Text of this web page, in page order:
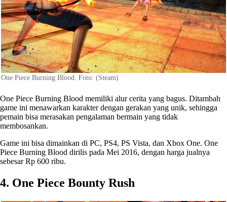
One Piece Burning Blood. Foto: (Steam)
One Piece Burning Blood memiliki alur cerita yang bagus. Ditambah
game ini menawarkan karakter dengan gerakan yang unik, sehingga
pemain bisa merasakan pengalaman bermain yang tidak
membosankan.
Game ini bisa dimainkan di PC, PS4, PS Vista, dan Xbox One. One
Piece Burning Blood dirilis pada Mei 2016, dengan harga jualnya
sebesar Rp 600 ribu.
4. One Piece Bounty Rush